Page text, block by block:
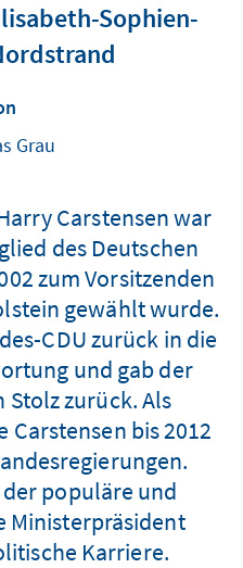
Sophien-
Grau
Carstensen war
des Deutschen
zum Vorsitzenden
gewählt wurde.
CDU zurück in die
und gab der
zurück. Als
Carstensen bis 2012
populäre und
Ministerpräsident
Karriere.